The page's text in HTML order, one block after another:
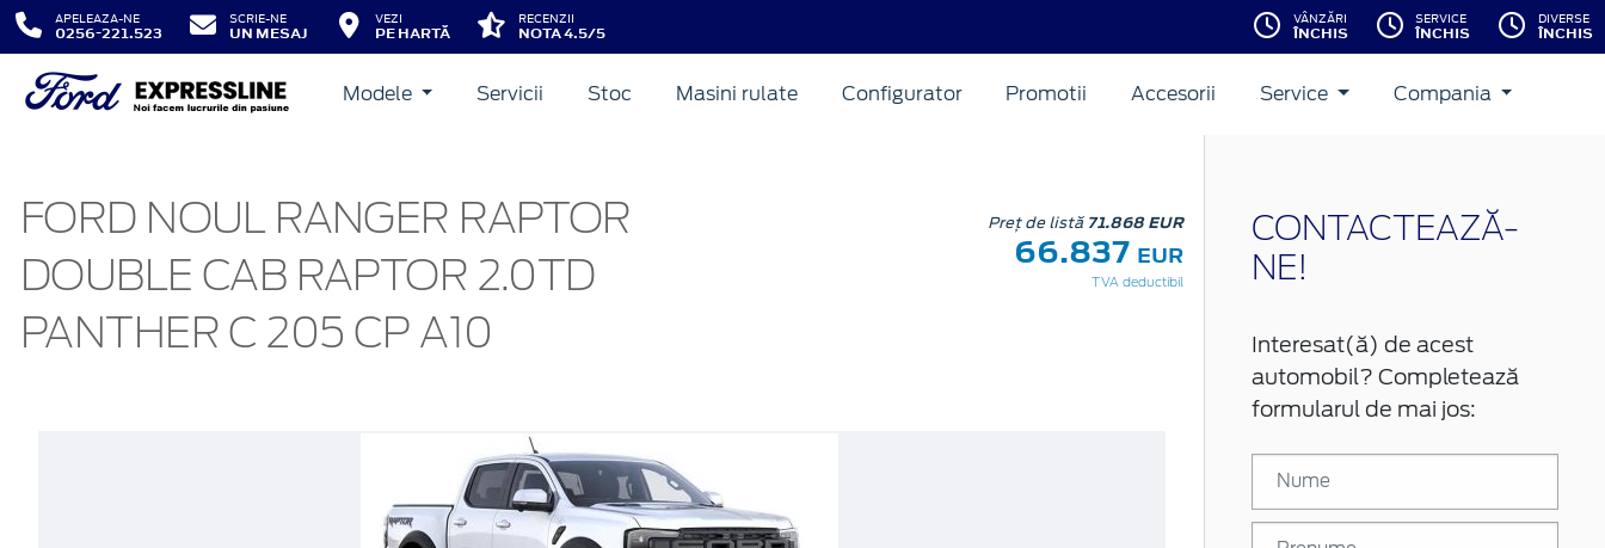
APELEAZA-NE
0256-221.523
SCRIE-NE
UN MESAJ
VEZI
PE HARTĂ
RECENZII
NOTA 4.5/5
VÂNZĂRI
ÎNCHIS
SERVICE
ÎNCHIS
DIVERSE
ÎNCHIS
Modele Servicii Stoc Masini rulate Configurator Promotii Accesorii Service Compania
FORD NOUL RANGER RAPTOR
DOUBLE CAB RAPTOR 2.0TD
PANTHER C 205 CP A10
Preț de listă 71.868 EUR
66.837 EUR
TVA deductibil
CONTACTEAZĂ-
NE!
Interesat(ă) de acest
automobil? Completează
formularul de mai jos: